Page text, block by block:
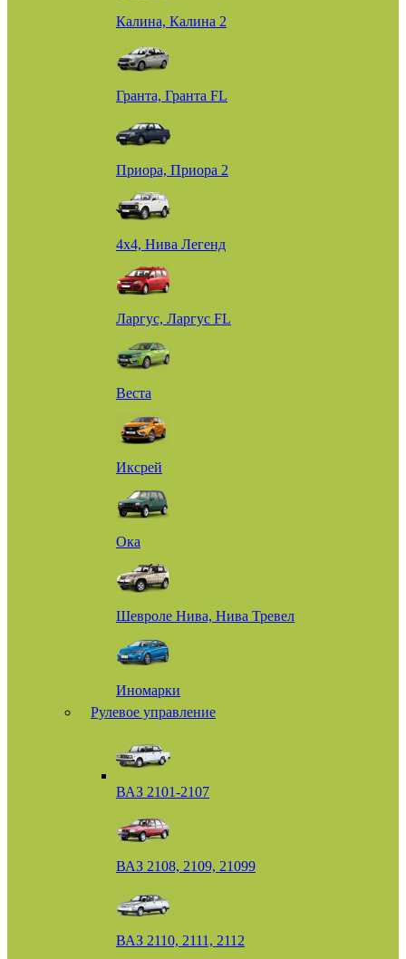
Калина, Калина 2
Гранта, Гранта FL
Приора, Приора 2
4х4, Нива Легенд
Ларгус, Ларгус FL
Веста
Иксрей
Ока
Шевроле Нива, Нива Тревел
Иномарки
Рулевое управление
ВАЗ 2101-2107
ВАЗ 2108, 2109, 21099
ВАЗ 2110, 2111, 2112